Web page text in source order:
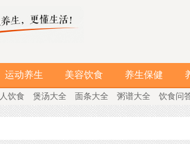
运动养生 美容饮食 养生保健
饮食 煲汤大全 面条大全 粥谱大全 饮食问